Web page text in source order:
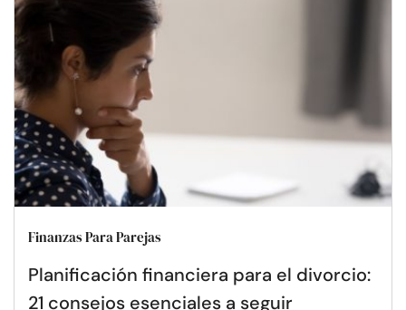
Finanzas Para Parejas
Planificación financiera para el divorcio:
21 consejos esenciales a seguir